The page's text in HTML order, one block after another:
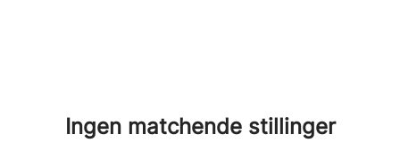
Ingen matchende stillinger